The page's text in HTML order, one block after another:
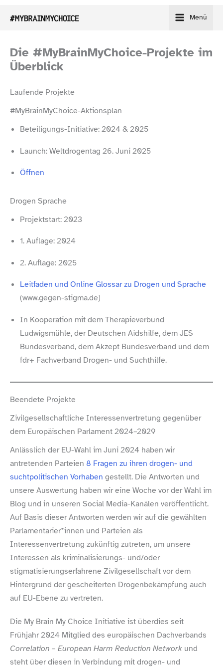
Inhalt
Menü
Die #MyBrainMyChoice-​Projekte im
Überblick
Laufende Projekte
#MyBrainMyChoice-​Aktionsplan
Beteiligungs-​Initiative: 2024 & 2025
Launch: Weltdrogentag 26. Juni 2025
Öffnen
Drogen Sprache
Projektstart: 2023
1. Auflage: 2024
2. Auflage: 2025
Leitfaden und Online Glossar zu Drogen und Sprache
(www​.gegen​-stigma​.de)
In Kooperation mit dem Therapieverbund
Ludwigsmühle, der Deutschen Aidshilfe, dem JES
Bundesverband, dem Akzept Bundesverband und dem
fdr+ Fachverband Drogen- und Suchthilfe.
Beendete Projekte
Zivilgesellschaftliche Interessenvertretung gegenüber
dem Europäischen Parlament 2024–2029
Anlässlich der EU-​Wahl im Juni 2024 haben wir
antretenden Parteien 8 Fragen zu ihren drogen- und
suchtpolitischen Vorhaben gestellt. Die Antworten und
unsere Auswertung haben wir eine Woche vor der Wahl im
Blog und in unseren Social Media-​Kanälen veröffentlicht.
Auf Basis dieser Antworten werden wir auf die gewählten
Parlamentarier*innen und Parteien als
Interessenvertretung zukünftig zutreten, um unsere
Interessen als kriminalisierungs- und/​oder
stigmatisierungserfahrene Zivilgesellschaft vor dem
Hintergrund der gescheiterten Drogenbekämpfung auch
auf EU-​Ebene zu vertreten.
Die My Brain My Choice Initiative ist überdies seit
Frühjahr 2024 Mitglied des europäischen Dachverbands
Correlation – European Harm Reduction Network und
steht über diesen in Verbindung mit drogen- und